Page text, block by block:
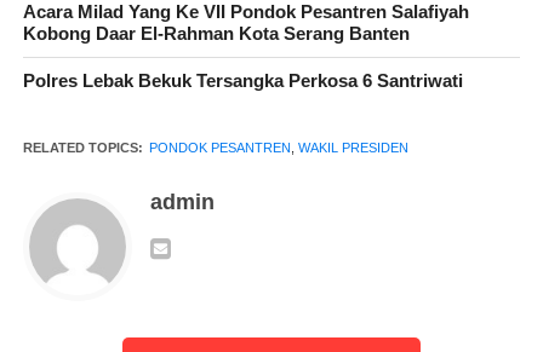
KH. Ibnu Baliran ( selaku Dewan Pembina dan Ketum
SMARTREN INDONESIA) serta Direktur BSI Pusat tanda
mulai Kick Off Program SMARTREN.
Pada kesempatannya, Al Muktabar mengungkapkan banyak
berkenaan dengan pengembangan potensi ekonomi dan
keuangan syariah di Provinsi Banten.
“Kita punya Bandara Internasional, kawasan industri,
Acara Milad Yang Ke VII Pondok Pesantren Salafiyah
Kobong Daar El-Rahman Kota Serang Banten
Polres Lebak Bekuk Tersangka Perkosa 6 Santriwati
RELATED TOPICS: PONDOK PESANTREN WAKIL PRESIDEN
admin